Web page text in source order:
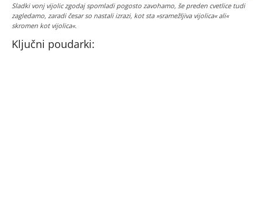
Sladki vonj vijolic zgodaj spomladi pogosto zavohamo, še preden cvetlice tudi
zagledamo, zaradi česar so nastali izrazi, kot sta »sramežljiva vijolica« ali«
skromen kot vijolica«.
Ključni poudarki: